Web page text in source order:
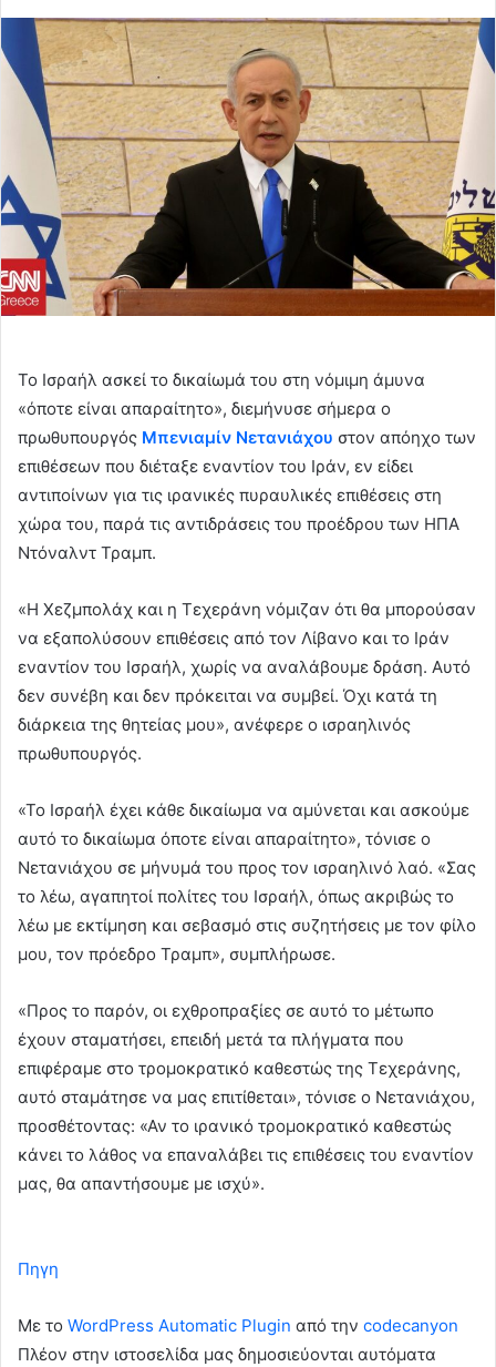
email
Το Ισραήλ ασκεί το δικαίωμά του στη νόμιμη άμυνα
«όποτε είναι απαραίτητο», διεμήνυσε σήμερα ο
πρωθυπουργός Μπενιαμίν Νετανιάχου στον απόηχο των
επιθέσεων που διέταξε εναντίον του Ιράν, εν είδει
αντιποίνων για τις ιρανικές πυραυλικές επιθέσεις στη
χώρα του, παρά τις αντιδράσεις του προέδρου των ΗΠΑ
Ντόναλντ Τραμπ.
«Η Χεζμπολάχ και η Τεχεράνη νόμιζαν ότι θα μπορούσαν
να εξαπολύσουν επιθέσεις από τον Λίβανο και το Ιράν
εναντίον του Ισραήλ, χωρίς να αναλάβουμε δράση. Αυτό
δεν συνέβη και δεν πρόκειται να συμβεί. Όχι κατά τη
διάρκεια της θητείας μου», ανέφερε ο ισραηλινός
πρωθυπουργός.
«Το Ισραήλ έχει κάθε δικαίωμα να αμύνεται και ασκούμε
αυτό το δικαίωμα όποτε είναι απαραίτητο», τόνισε ο
Νετανιάχου σε μήνυμά του προς τον ισραηλινό λαό. «Σας
το λέω, αγαπητοί πολίτες του Ισραήλ, όπως ακριβώς το
λέω με εκτίμηση και σεβασμό στις συζητήσεις με τον φίλο
μου, τον πρόεδρο Τραμπ», συμπλήρωσε.
«Προς το παρόν, οι εχθροπραξίες σε αυτό το μέτωπο
έχουν σταματήσει, επειδή μετά τα πλήγματα που
επιφέραμε στο τρομοκρατικό καθεστώς της Τεχεράνης,
αυτό σταμάτησε να μας επιτίθεται», τόνισε ο Νετανιάχου,
προσθέτοντας: «Αν το ιρανικό τρομοκρατικό καθεστώς
κάνει το λάθος να επαναλάβει τις επιθέσεις του εναντίον
μας, θα απαντήσουμε με ισχύ».
Πηγη
Με το WordPress Automatic Plugin από την codecanyon
Πλέον στην ιστοσελίδα μας δημοσιεύονται αυτόματα